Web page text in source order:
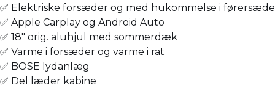
✅ Elektriske forsæder og med hukommelse i førersæde
✅ Apple Carplay og Android Auto
✅ 18" orig. aluhjul med sommerdæk
✅ Varme i forsæder og varme i rat
✅ BOSE lydanlæg
✅ Del læder kabine